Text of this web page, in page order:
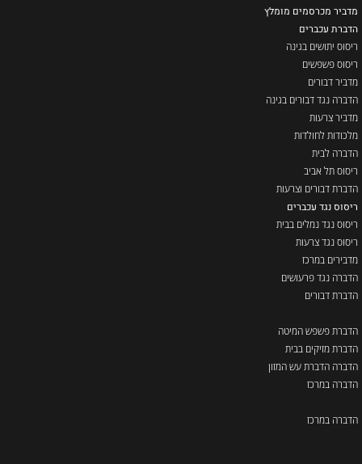
מדביר מכרסמים מומלץ
הדברת עכברים
ריסוס יתושים בגינה
ריסוס פשפשים
מדביר דבורים
הדברה נגד דבורים בגינה
מדביר צרעות
מלכודות לחולדות
הדברה לבית
ריסוס תל אביב
הדברת דבורים וצרעות
ריסוס נגד עכברים
ריסוס נגד נמלים בבית
ריסוס נגד צרעות
מדבירים במרכז
הדברה נגד פרעושים
הדברת דבורים
הדברת פשפש המיטה
הדברת מזיקים בבית
הדברה הדברת עש המזון
הדברה במרכז
הדברה במרכז